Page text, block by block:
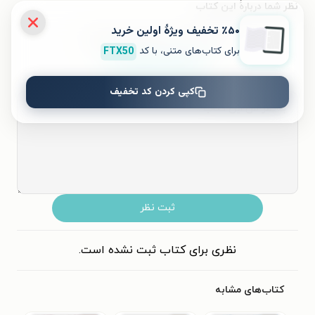
نظر شما دربارهٔ این کتاب
به این کتاب چه امتیازی می‌دهید؟
۱
ثبت نظر
نظری برای کتاب ثبت نشده است.
کتاب‌های مشابه
٪۵۰ تخفیف ویژۀ اولین خرید
برای کتاب‌های متنی، با کد FTX50
کپی کردن کد تخفیف